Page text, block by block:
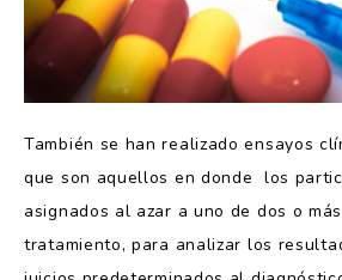
También se han realizado ensayos
que son aquellos en donde los
asignados al azar a uno de dos o
tratamiento, para analizar los